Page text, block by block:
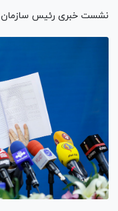
نشست خبری رئیس سازمان